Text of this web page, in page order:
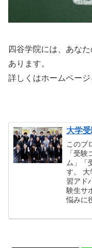
四谷学院には、あな
あります。
詳しくはホームページ
大学
このブ
「受
ム」「
す。 大
習アド
験生サ
悩みに